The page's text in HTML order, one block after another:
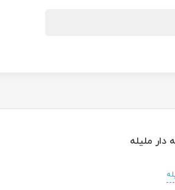
دار ملیله